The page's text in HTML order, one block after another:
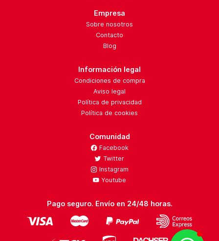
Empresa
Sobre nosotros
Contacto
Blog
Información legal
Condiciones de compra
Aviso legal
Política de privacidad
Política de cookies
Comunidad
Facebook
Twitter
Instagram
Youtube
Pago seguro. Envío en 24/48 horas.